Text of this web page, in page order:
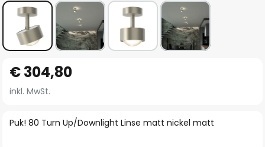
Anfang
der
springen
Puk! 80 Turn Up/Downlight Linse matt nickel matt
€ 304,80
inkl. MwSt.